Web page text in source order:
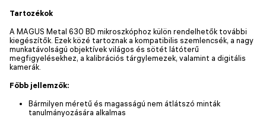
Tartozékok
A MAGUS Metal 630 BD mikroszkóphoz külön rendelhetők további
kiegészítők. Ezek közé tartoznak a kompatibilis szemlencsék, a nagy
munkatávolságú objektívek világos és sötét látóterű
megfigyelésekhez, a kalibrációs tárgylemezek, valamint a digitális
kamerák.
Főbb jellemzők:
Bármilyen méretű és magasságú nem átlátszó minták
tanulmányozására alkalmas